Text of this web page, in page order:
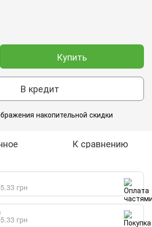
Купить
В кредит
накопительной скидки
К сравнению
грн
грн